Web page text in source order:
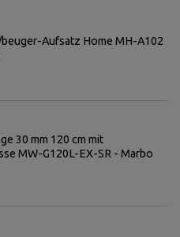
Aufsatz Home MH-A102
30 mm 120 cm mit
MW-G120L-EX-SR - Marbo